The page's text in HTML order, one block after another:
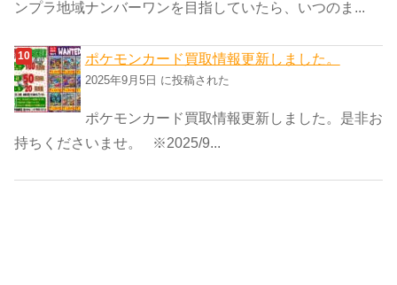
ンプラ地域ナンバーワンを目指していたら、いつのま...
ポケモンカード買取情報更新しました。
2025年9月5日 に投稿された
ポケモンカード買取情報更新しました。是非お
持ちくださいませ。 ※2025/9...